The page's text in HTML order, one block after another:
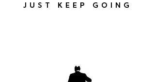
JUST KEEP GOING